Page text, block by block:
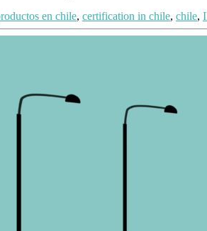
en chile, certification in chile, chile,